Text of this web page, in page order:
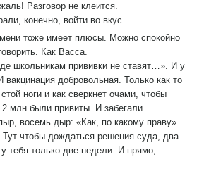
Разговор не клеится.
конечно, войти во вкус.
тоже имеет плюсы. Можно спокойно
Как Васса.
школьникам прививки не ставят…». И у
вакцинация добровольная. Только как то
ноги и как сверкнет очами, чтобы
2 млн были привиты. И забегали
восемь дыр: «Как, по какому праву».
Тут чтобы дождаться решения суда, два
тебя только две недели. И прямо,